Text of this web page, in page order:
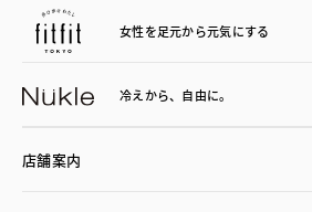
女性を足元から元気にする
冷えから、 自由に。
店舗案内